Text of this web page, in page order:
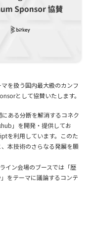
を扱う国内最大級のカンフ
として協賛いたします。
ある分断を解消するコネク
」を開発・提供してお
を利用しています。このた
本技術のさらなる発展を願
イン会場のブースでは「歴
をテーマに議論するコンテ